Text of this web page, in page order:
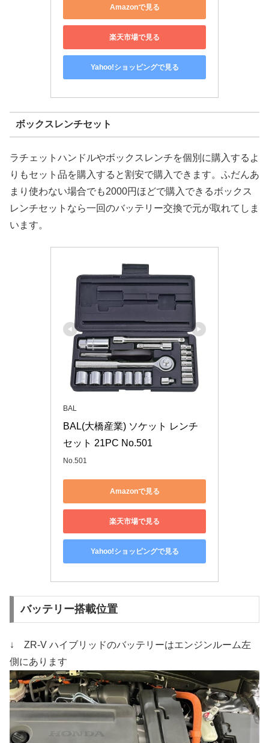
Amazonで見る
楽天市場で見る
Yahoo!ショッピングで見る
ボックスレンチセット
ラチェットハンドルやボックスレンチを個別に購入するよ
りもセット品を購入すると割安で購入できます。ふだんあ
まり使わない場合でも2000円ほどで購入できるボックス
レンチセットなら一回のバッテリー交換で元が取れてしま
います。
BAL
BAL(大橋産業) ソケット レンチ
セット 21PC No.501
No.501
Amazonで見る
楽天市場で見る
Yahoo!ショッピングで見る
バッテリー搭載位置
↓ ZR-V ハイブリッドのバッテリーはエンジンルーム左
側にあります